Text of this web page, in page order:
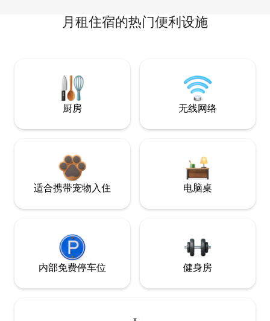
月租住宿的热门便利设施
厨房 无线网络
适合携带宠物入住 电脑桌
内部免费停车位 健身房